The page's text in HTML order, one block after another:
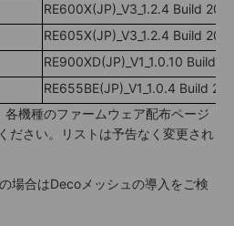
RE600X(JP)_V3_1.2.4 Build
RE605X(JP)_V3_1.2.4 Build
RE900XD(JP)_V1_1.0.10 Build
RE655BE(JP)_V1_1.0.4 Build
機種のファームウェア配布ページ
ださい。
リストは予告なく変更され
場合はDecoメッシュの導入をご検